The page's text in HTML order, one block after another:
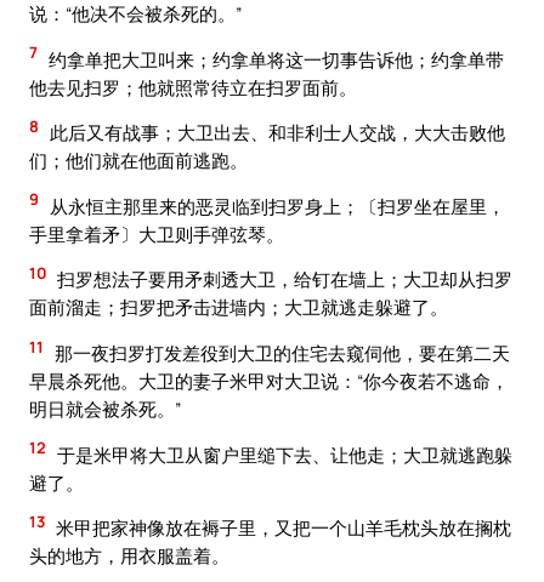
说：“他决不会被杀死的。”
7 约拿单把大卫叫来；约拿单将这一切事告诉他；约拿单带
他去见扫罗；他就照常待立在扫罗面前。
8
此后又有战事；大卫出去、和非利士人交战，大大击败他
们；他们就在他面前逃跑。
9
从永恒主那里来的恶灵临到扫罗身上；〔扫罗坐在屋里，
手里拿着矛〕大卫则手弹弦琴。
10 扫罗想法子要用矛刺透大卫，给钉在墙上；大卫却从扫罗
面前溜走；扫罗把矛击进墙内；大卫就逃走躲避了。
11
那一夜扫罗打发差役到大卫的住宅去窥伺他，要在第二天
早晨杀死他。大卫的妻子米甲对大卫说：“你今夜若不逃命，
明日就会被杀死。”
12 于是米甲将大卫从窗户里缒下去、让他走；大卫就逃跑躲
避了。
13 米甲把家神像放在褥子里，又把一个山羊毛枕头放在搁枕
头的地方，用衣服盖着。